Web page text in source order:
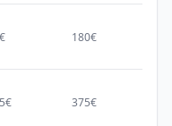
180€
375€